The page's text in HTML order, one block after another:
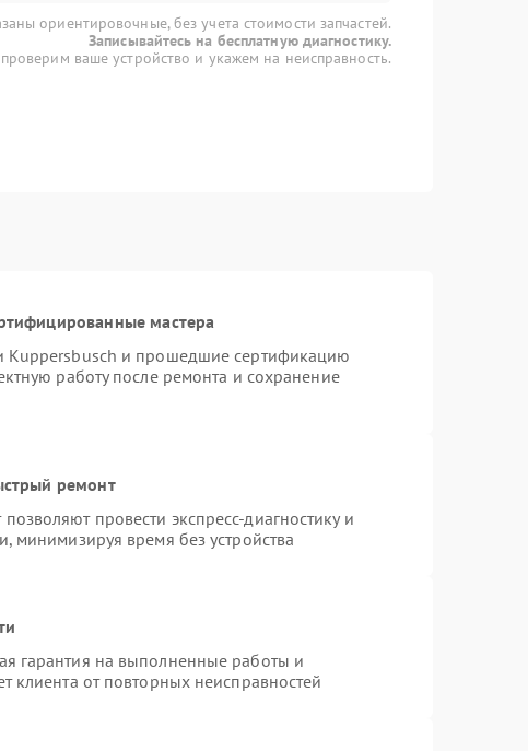
ориентировочные, без учета стоимости запчастей.
Записывайтесь на бесплатную диагностику.
ваше устройство и укажем на неисправность.
мастера
Kuppersbusch и прошедшие сертификацию
работу после ремонта и сохранение
ремонт
провести экспресс-диагностику и
минимизируя время без устройства
гарантия на выполненные работы и
клиента от повторных неисправностей